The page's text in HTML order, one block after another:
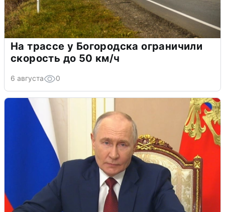
На трассе у Богородска ограничили
скорость до 50 км/ч
6 августа 0